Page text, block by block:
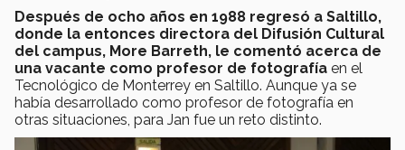
Después de ocho años en 1988 regresó a Saltillo,
donde la entonces directora del Difusión Cultural
del campus, More Barreth, le comentó acerca de
una vacante como profesor de fotografía en el
Tecnológico de Monterrey en Saltillo. Aunque ya se
había desarrollado como profesor de fotografía en
otras situaciones, para Jan fue un reto distinto.